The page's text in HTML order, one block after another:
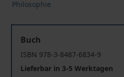
Philosophie
Buch
ISBN 978-3-8487-6834-9
Lieferbar in 3-5 Werktagen